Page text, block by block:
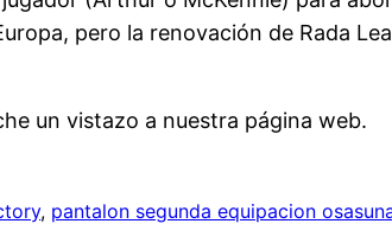
pero la renovación de Rada
un vistazo a nuestra página web.
, pantalon segunda equipacion